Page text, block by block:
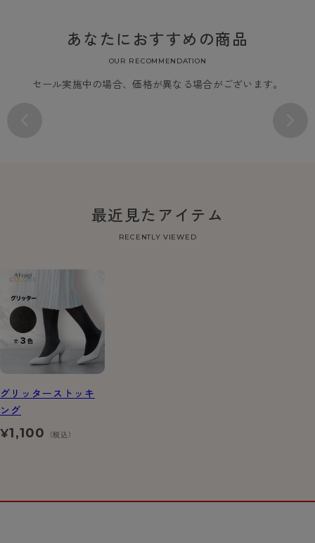
あなたにおすすめの商品
OUR RECOMMENDATION
セール実施中の場合、価格が異なる場合がございます。
最近見たアイテム
RECENTLY VIEWED
グリッターストッキ
ング
¥1,100 （税込）